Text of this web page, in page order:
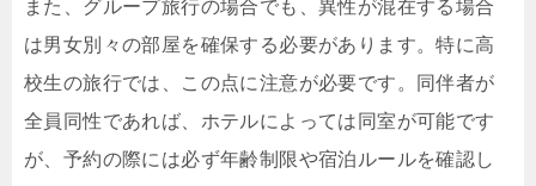
また、グループ旅行の場合でも、異性が混在する場合
は男女別々の部屋を確保する必要があります。特に高
校生の旅行では、この点に注意が必要です。同伴者が
全員同性であれば、ホテルによっては同室が可能です
が、予約の際には必ず年齢制限や宿泊ルールを確認し